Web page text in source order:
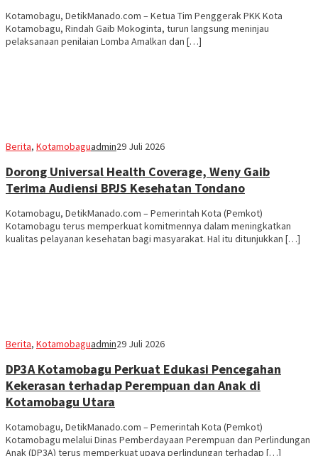
Kotamobagu, DetikManado.com – Ketua Tim Penggerak PKK Kota
Kotamobagu, Rindah Gaib Mokoginta, turun langsung meninjau
pelaksanaan penilaian Lomba Amalkan dan […]
Berita, Kotamobaguadmin29 Juli 2026
Dorong Universal Health Coverage, Weny Gaib
Terima Audiensi BPJS Kesehatan Tondano
Kotamobagu, DetikManado.com – Pemerintah Kota (Pemkot)
Kotamobagu terus memperkuat komitmennya dalam meningkatkan
kualitas pelayanan kesehatan bagi masyarakat. Hal itu ditunjukkan […]
Berita, Kotamobaguadmin29 Juli 2026
DP3A Kotamobagu Perkuat Edukasi Pencegahan
Kekerasan terhadap Perempuan dan Anak di
Kotamobagu Utara
Kotamobagu, DetikManado.com – Pemerintah Kota (Pemkot)
Kotamobagu melalui Dinas Pemberdayaan Perempuan dan Perlindungan
Anak (DP3A) terus memperkuat upaya perlindungan terhadap […]